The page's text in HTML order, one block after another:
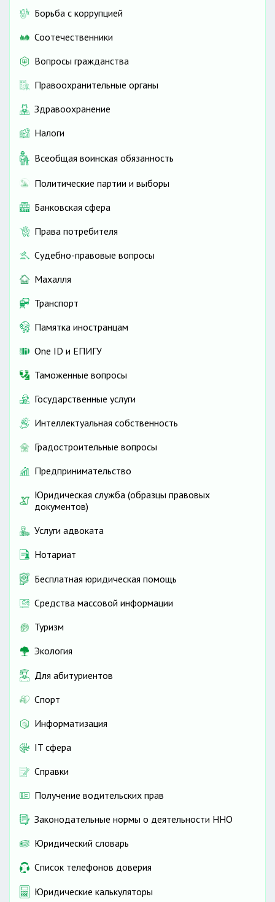
Борьба с коррупцией
Соотечественники
Вопросы гражданства
Правоохранительные органы
Здравоохранение
Налоги
Всеобщая воинская обязанность
Политические партии и выборы
Банковская сфера
Права потребителя
Судебно-правовые вопросы
Махалля
Транспорт
Памятка иностранцам
One ID и ЕПИГУ
Таможенные вопросы
Государственные услуги
Интеллектуальная собственность
Градостроительные вопросы
Предпринимательство
Юридическая служба (образцы правовых
документов)
Услуги адвоката
Нотариат
Бесплатная юридическая помощь
Средства массовой информации
Туризм
Экология
Для абитуриентов
Спорт
Информатизация
IT сфера
Справки
Получение водительских прав
Законодательные нормы о деятельности ННО
Юридический словарь
Список телефонов доверия
Юридические калькуляторы